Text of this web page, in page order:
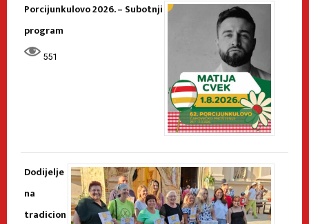
Porcijunkulovo 2026. – Subotnji
program
551
Dodijelje
na
tradicion